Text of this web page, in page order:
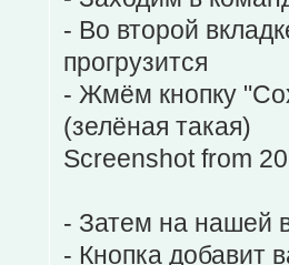
- Во второй
прогрузится
- Жмём кнопку
(зелёная такая)
Screenshot from
- Затем на нашей
- Кнопка добавит